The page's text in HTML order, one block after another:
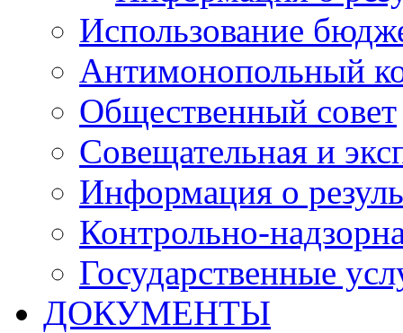
Использование
Антимонопольный
Общественный совет
Совещательная и
Информация о
Контрольно-
Государственные
ДОКУМЕНТЫ